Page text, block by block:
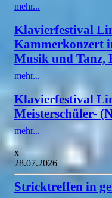
mehr...
Klavierfestival
Kammerkonzert
Musik und
mehr...
Klavierfestival
Meisterschüler-
mehr...
x
28.07.2026
Stricktreffen in